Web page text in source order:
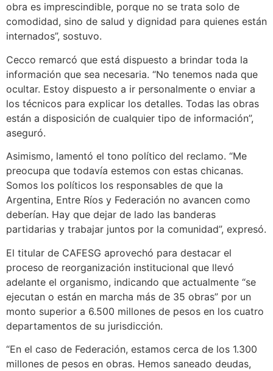
obra es imprescindible, porque no se trata solo de
comodidad, sino de salud y dignidad para quienes están
internados”, sostuvo.
Cecco remarcó que está dispuesto a brindar toda la
información que sea necesaria. “No tenemos nada que
ocultar. Estoy dispuesto a ir personalmente o enviar a
los técnicos para explicar los detalles. Todas las obras
están a disposición de cualquier tipo de información”,
aseguró.
Asimismo, lamentó el tono político del reclamo. “Me
preocupa que todavía estemos con estas chicanas.
Somos los políticos los responsables de que la
Argentina, Entre Ríos y Federación no avancen como
deberían. Hay que dejar de lado las banderas
partidarias y trabajar juntos por la comunidad”, expresó.
El titular de CAFESG aprovechó para destacar el
proceso de reorganización institucional que llevó
adelante el organismo, indicando que actualmente “se
ejecutan o están en marcha más de 35 obras” por un
monto superior a 6.500 millones de pesos en los cuatro
departamentos de su jurisdicción.
“En el caso de Federación, estamos cerca de los 1.300
millones de pesos en obras. Hemos saneado deudas,